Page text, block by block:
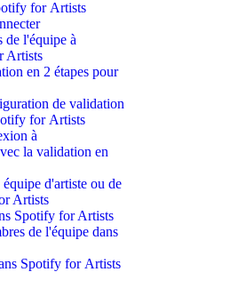
for Artists
de l'équipe à
Artists
en 2 étapes pour
de validation
for Artists
à
la validation en
d'artiste ou de
Artists
Spotify for Artists
de l'équipe dans
Spotify for Artists